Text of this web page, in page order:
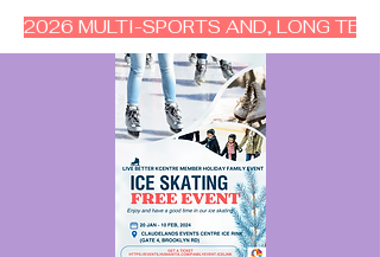
2026 MULTI-SPORTS AND, LONG